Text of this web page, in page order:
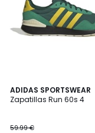
ADIDAS SPORTSWEAR
Zapatillas Run 60s 4
59.99 €
4,7
/ 5